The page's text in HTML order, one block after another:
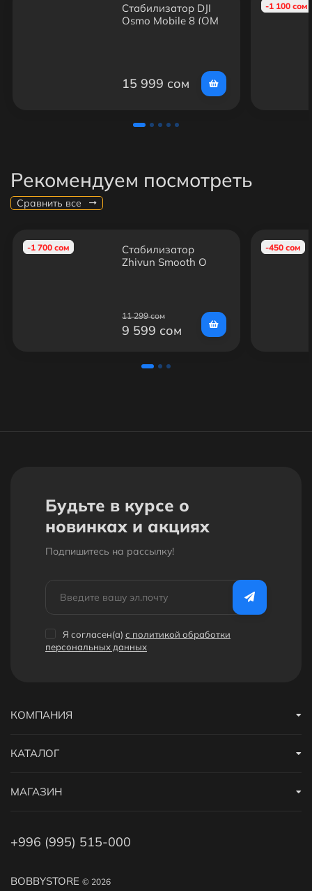
Стабилизатор DJI
Osmo Mobile 8 (OM
Bluetooth, штатив и
выдвижная селфи-
15 999 сом
-1 100 сом
Рекомендуем посмотреть
Сравнить все
-1 700 сом
Стабилизатор
Zhiyun Smooth Q
11 299 сом
9 599 сом
-450 сом
Будьте в курсе о
новинках и акциях
Подпишитесь на рассылкy!
Я согласен(a) с политикой обработки
персональных данных
BOBBYSTORE © 2026
КОМПАНИЯ
КАТАЛОГ
МАГАЗИН
+996 (995) 515-000